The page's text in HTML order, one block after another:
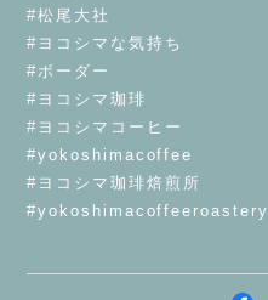
#松尾大社
#ヨコシマな気持ち
#ボーダー
#ヨコシマ珈琲
#ヨコシマコーヒー
#yokoshimacoffee
#ヨコシマ珈琲焙煎所
#yokoshimacoffeeroastery